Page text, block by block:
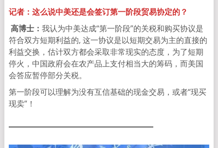
记者：这么说中美还是会签订第一阶段贸易协定的？
高博士： 我认为中美达成“第一阶段”的关税和购买协议是
符合双方短期利益的, 这一协议是以短期交易为主的直接的
利益交换，估计双方都会采取非常现实的态度，为了短期
停火，中国政府会在农产品上支付相当大的筹码，而美国
会答应暂停部分关税。
第一阶段可以理解为没有互信基础的现金交易，或者“现买
现卖”！